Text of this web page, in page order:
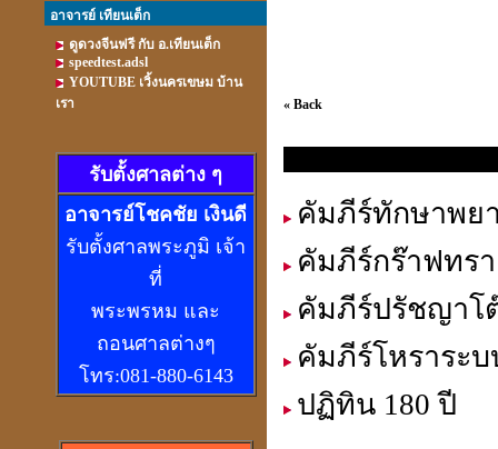
อาจารย์ เทียนเต็ก
ดูดวงจีนฟรี กับ อ.เทียนเต็ก
speedtest.adsl
YOUTUBE เวิ้งนครเขษม บ้าน
เรา
รับตั้งศาลต่าง ๆ
อาจารย์โชคชัย เงินดี
รับตั้งศาลพระภูมิ เจ้า
ที่
พระพรหม และ
ถอนศาลต่างๆ
โทร:081-880-6143
« Back
คัมภีร์ทักษาพย
คัมภีร์กร๊าฟทรา
คัมภีร์ปรัชญาโ
คัมภีร์โหราระบ
ปฏิทิน 180 ปี